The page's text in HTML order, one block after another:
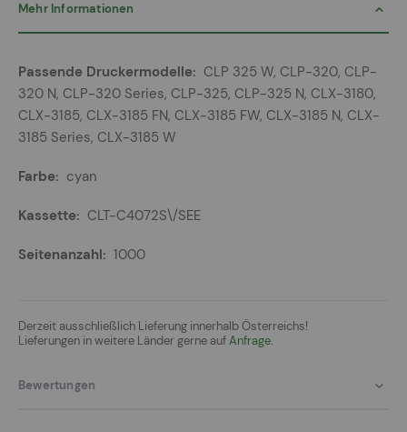
Mehr Informationen
Mehr
Informationen
CLP 325 W, CLP-320, CLP-
320 N, CLP-320 Series, CLP-325, CLP-325 N, CLX-3180,
CLX-3185, CLX-3185 FN, CLX-3185 FW, CLX-3185 N, CLX-
3185 Series, CLX-3185 W
cyan
CLT-C4072S\/SEE
1000
Derzeit ausschließlich Lieferung innerhalb Österreichs!
Lieferungen in weitere Länder gerne aufAnfrage.
Bewertungen